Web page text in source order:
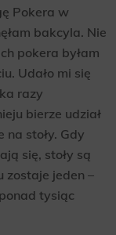
Pokera w
bakcyla. Nie
pokera byłam
Udało mi się
razy
bierze udział
na stoły. Gdy
się, stoły są
zostaje jeden –
tysiąc